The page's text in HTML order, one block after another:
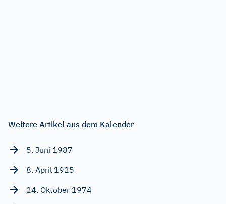
Weitere Artikel aus dem Kalender
5. Juni 1987
8. April 1925
24. Oktober 1974